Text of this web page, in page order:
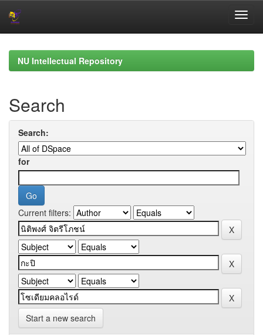
navigationNU Intellectual Repository
Search
Search:
for
Current filters:
Start a new search